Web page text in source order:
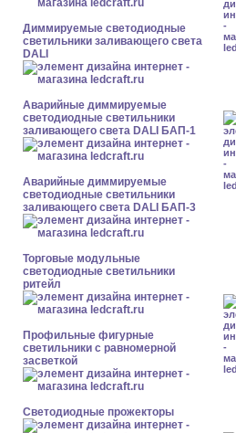
Диммируемые светодиодные
светильники заливающего света
DALI
Аварийные диммируемые
светодиодные светильники
заливающего света DALI БАП-1
Аварийные диммируемые
светодиодные светильники
заливающего света DALI БАП-3
Торговые модульные
светодиодные светильники
ритейл
Профильные фигурные
светильники с равномерной
засветкой
Светодиодные прожекторы